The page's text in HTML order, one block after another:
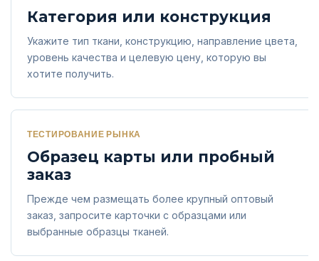
Категория или конструкция
Укажите тип ткани, конструкцию, направление цвета,
уровень качества и целевую цену, которую вы
хотите получить.
ТЕСТИРОВАНИЕ РЫНКА
Образец карты или пробный
заказ
Прежде чем размещать более крупный оптовый
заказ, запросите карточки с образцами или
выбранные образцы тканей.